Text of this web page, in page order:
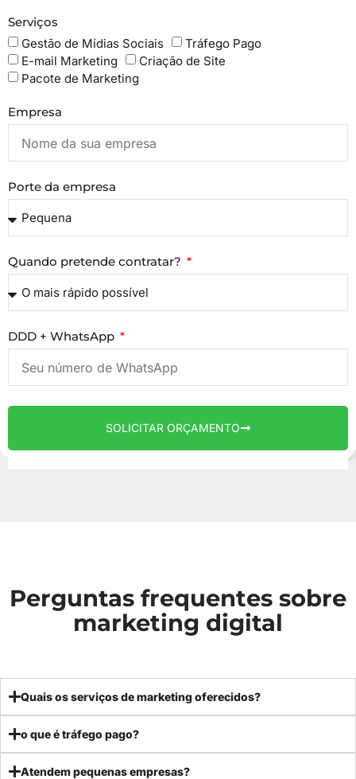
Serviços
Gestão de Mídias Sociais
Tráfego Pago
E-mail Marketing
Criação de Site
Pacote de Marketing
Empresa
Porte da empresa
Quando pretende contratar?
DDD + WhatsApp
SOLICITAR ORÇAMENTO
Perguntas frequentes sobre
marketing digital
Quais os serviços de marketing oferecidos?
o que é tráfego pago?
Atendem pequenas empresas?